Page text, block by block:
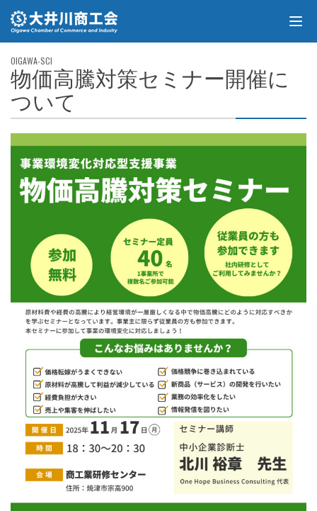
物価高騰対策セミナー開催に
ついて